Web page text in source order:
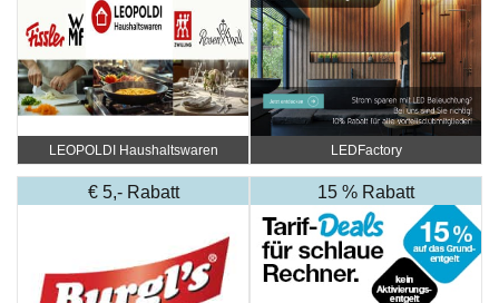
LEOPOLDI Haushaltswaren LEDFactory
€ 5,- Rabatt 15 % Rabatt